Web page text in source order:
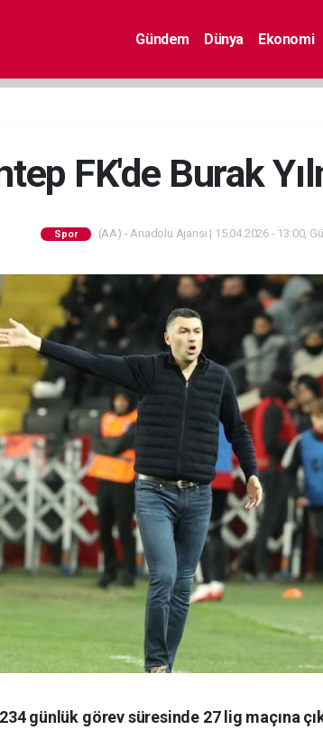
Gündem Dünya Ekonomi
FK'de Burak
Spor (AA) - Anadolu Ajansı | 15.04.2026 - 13:00,
günlük görev süresinde 27 lig maçına